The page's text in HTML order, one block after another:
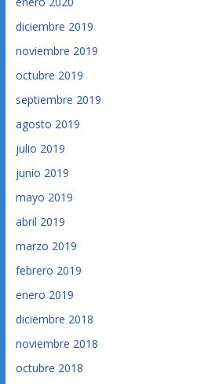
diciembre 2019
noviembre 2019
octubre 2019
septiembre 2019
agosto 2019
julio 2019
junio 2019
mayo 2019
abril 2019
marzo 2019
febrero 2019
enero 2019
diciembre 2018
noviembre 2018
octubre 2018